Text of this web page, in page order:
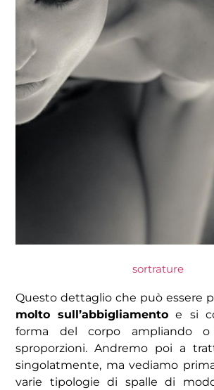
sortrature
Questo dettaglio che può essere
molto sull’abbigliamento e si
forma del corpo ampliando
sproporzioni. Andremo poi a
singolatmente, ma vediamo
varie tipologie di spalle di